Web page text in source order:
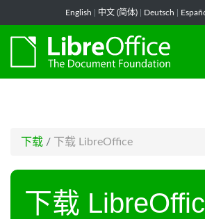
English 中文 (简体) Deutsch
下载 / 下载 LibreOffice
下载